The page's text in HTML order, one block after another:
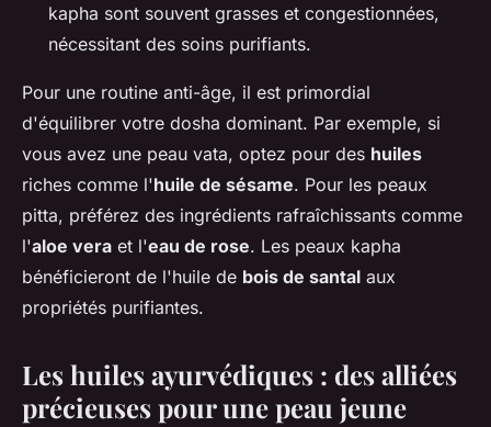
kapha sont souvent grasses et congestionnées,
nécessitant des soins purifiants.
Pour une routine anti-âge, il est primordial
d'équilibrer votre dosha dominant. Par exemple, si
vous avez une peau vata, optez pour des huiles
riches comme l'huile de sésame. Pour les peaux
pitta, préférez des ingrédients rafraîchissants comme
l'aloe vera et l'eau de rose. Les peaux kapha
bénéficieront de l'huile de bois de santal aux
propriétés purifiantes.
Les huiles ayurvédiques : des alliées
précieuses pour une peau jeune